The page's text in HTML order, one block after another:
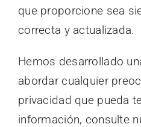
que proporcione sea
correcta y actualizada.
Hemos desarrollado
abordar cualquier
privacidad que pueda
información, consulte